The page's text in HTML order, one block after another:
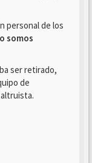
personal de los
somos
ser retirado,
de